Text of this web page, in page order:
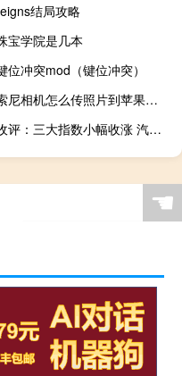
结局攻略
宝学院是几本
位冲突mod（键位冲突）
索尼相机怎么传照片到苹果手机（索尼相机怎么样）
收评：三大指数小幅收涨 汽车产业链再度走强
☚